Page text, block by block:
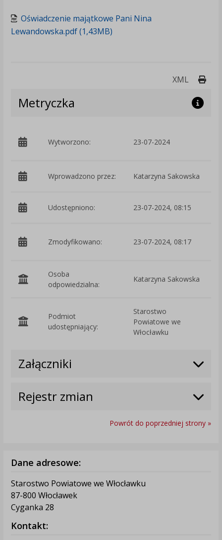
Oświadczenie majątkowe Pani Nina
Lewandowska.pdf (1,43MB)
XML
Metryczka
Wytworzono: 23-07-2024
Wprowadzono przez: Katarzyna Sakowska
Udostępniono: 23-07-2024, 08:15
Zmodyfikowano: 23-07-2024, 08:17
Osoba
odpowiedzialna:
Katarzyna Sakowska
Podmiot
udostępniający:
Starostwo
Powiatowe we
Włocławku
Załączniki
Rejestr zmian
Powrót do poprzedniej strony »
Dane adresowe:
Starostwo Powiatowe we Włocławku
87-800 Włocławek
Cyganka 28
Kontakt: